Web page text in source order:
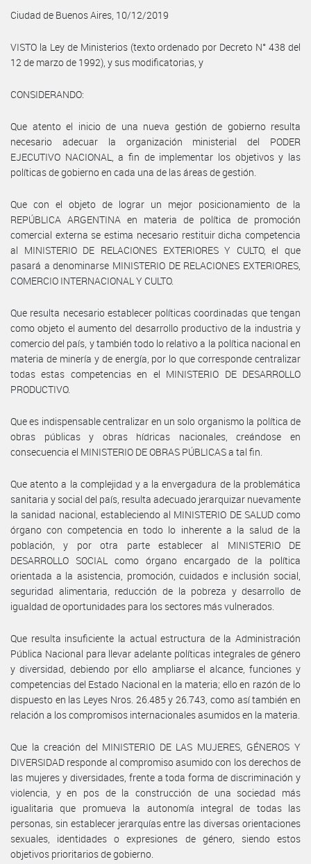
Ciudad de Buenos Aires, 10/12/2019
VISTO la Ley de Ministerios (texto ordenado por Decreto N° 438 del
12 de marzo de 1992), y sus modificatorias, y
CONSIDERANDO:
Que atento el inicio de una nueva gestión de gobierno resulta
necesario adecuar la organización ministerial del PODER
EJECUTIVO NACIONAL, a fin de implementar los objetivos y las
políticas de gobierno en cada una de las áreas de gestión.
Que con el objeto de lograr un mejor posicionamiento de la
REPÚBLICA ARGENTINA en materia de política de promoción
comercial externa se estima necesario restituir dicha competencia
al MINISTERIO DE RELACIONES EXTERIORES Y CULTO, el que
pasará a denominarse MINISTERIO DE RELACIONES EXTERIORES,
COMERCIO INTERNACIONAL Y CULTO.
Que resulta necesario establecer políticas coordinadas que tengan
como objeto el aumento del desarrollo productivo de la industria y
comercio del país, y también todo lo relativo a la política nacional en
materia de minería y de energía, por lo que corresponde centralizar
todas estas competencias en el MINISTERIO DE DESARROLLO
PRODUCTIVO.
Que es indispensable centralizar en un solo organismo la política de
obras públicas y obras hídricas nacionales, creándose en
consecuencia el MINISTERIO DE OBRAS PÚBLICAS a tal fin.
Que atento a la complejidad y a la envergadura de la problemática
sanitaria y social del país, resulta adecuado jerarquizar nuevamente
la sanidad nacional, estableciendo al MINISTERIO DE SALUD como
órgano con competencia en todo lo inherente a la salud de la
población, y por otra parte establecer al MINISTERIO DE
DESARROLLO SOCIAL como órgano encargado de la política
orientada a la asistencia, promoción, cuidados e inclusión social,
seguridad alimentaria, reducción de la pobreza y desarrollo de
igualdad de oportunidades para los sectores más vulnerados.
Que resulta insuficiente la actual estructura de la Administración
Pública Nacional para llevar adelante políticas integrales de género
y diversidad, debiendo por ello ampliarse el alcance, funciones y
competencias del Estado Nacional en la materia; ello en razón de lo
dispuesto en las Leyes Nros. 26.485 y 26.743, como así también en
relación a los compromisos internacionales asumidos en la materia.
Que la creación del MINISTERIO DE LAS MUJERES, GÉNEROS Y
DIVERSIDAD responde al compromiso asumido con los derechos de
las mujeres y diversidades, frente a toda forma de discriminación y
violencia, y en pos de la construcción de una sociedad más
igualitaria que promueva la autonomía integral de todas las
personas, sin establecer jerarquías entre las diversas orientaciones
sexuales, identidades o expresiones de género, siendo estos
objetivos prioritarios de gobierno.